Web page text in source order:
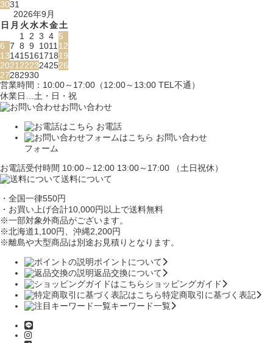
3031
2026年9月
日 月 火水木金土
1
2 3 4 5
6 7 8 9 1011 12
13141516171819
2021 2223242526
27282930
営業時間：10:00～17:00（12:00～13:00 TEL不通）
休業日…土・日・祝
お問い合わせ
お電話
お問い合わせ
フォーム
お電話受付時間 10:00～12:00 13:00～17:00 （土日祝休）
送料について
・全国一律550円
・お買い上げ合計10,000円 以上で送料無料
※一部対象外商品がございます。
※北海道1,100円
、沖縄2,200円
※離島や大型商品は別途お見積りとなります。
ポイントについて
返品交換について
ショッピングガイド
特定商取引に基づく表記
キーワード一覧